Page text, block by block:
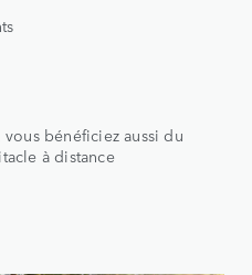
bénéficiez aussi du
à distance